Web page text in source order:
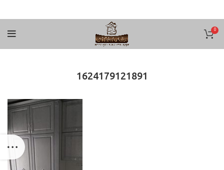
0
1624179121891